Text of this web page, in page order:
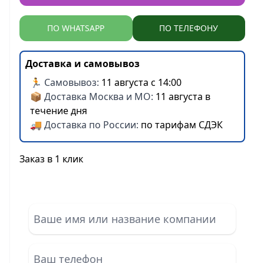
ПО WHATSAPP ПО ТЕЛЕФОНУ
Доставка и самовывоз
🏃 Самовывоз: 11 августа с 14:00
📦 Доставка Москва и МО: 11 августа в
течение дня
🚚 Доставка по России: по тарифам СДЭК
Заказ в 1 клик